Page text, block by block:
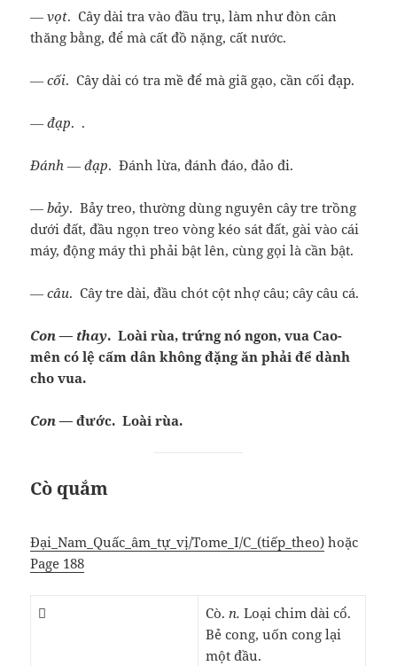
― vọt. Cây dài tra vào đầu trụ, làm như đòn cân
thăng bằng, để mà cất đồ nặng, cất nước.
― cối. Cây dài có tra mề để mà giã gạo, cần cối đạp.
― đạp. .
Đánh ― đạp. Đánh lừa, đánh đáo, đảo đi.
― bảy. Bảy treo, thường dùng nguyên cây tre trồng
dưới đất, đầu ngọn treo vòng kéo sát đất, gài vào cái
máy, động máy thì phải bật lên, cùng gọi là cần bật.
― câu. Cây tre dài, đầu chót cột nhợ câu; cây câu cá.
Con ― thay. Loài rùa, trứng nó ngon, vua Cao-
mên có lệ cấm dân không đặng ăn phải để dành
cho vua.
Con ―đước. Loài rùa.
Cò quắm
Đại_Nam_Quấc_âm_tự_vị/Tome_I/C_(tiếp_theo) hoặc
Page 188
𪂮 Cò. n. Loại chim dài cổ.
Bẻ cong, uốn cong lại
một đầu.